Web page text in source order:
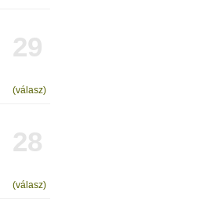
29
(válasz)
28
(válasz)